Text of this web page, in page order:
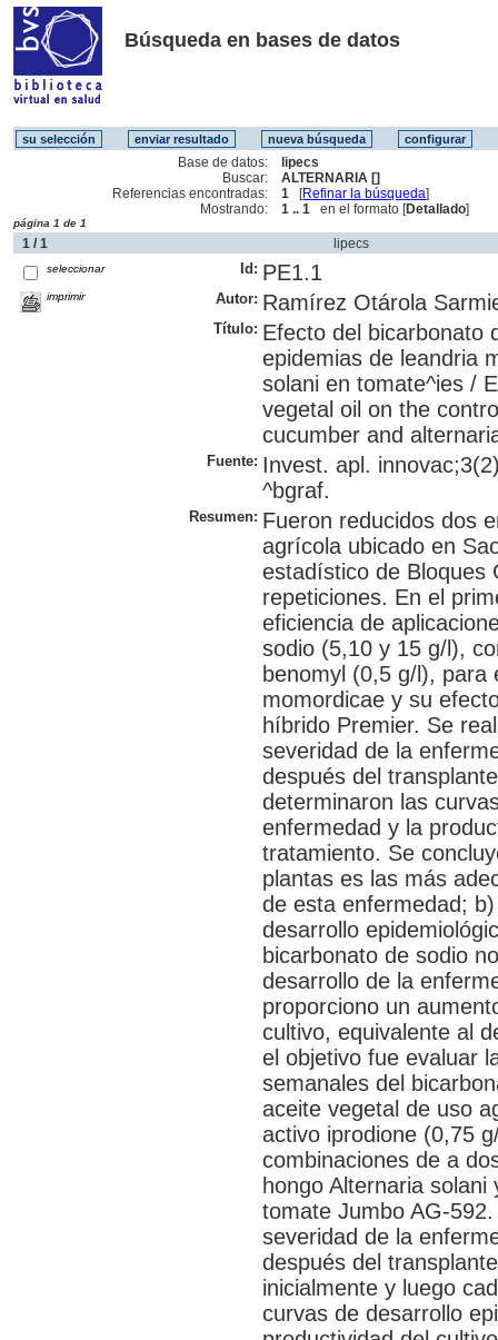
Búsqueda en bases de datos
Base de datos:
lipecs
Buscar:
ALTERNARIA []
Referencias encontradas:
1 [Refinar la búsqueda]
Mostrando:
1 .. 1 en el formato [Detallado]
página 1 de 1
1 / 1 lipecs
seleccionar
imprimir
Id: PE1.1
Autor: Ramírez Otárola
Título: Efecto del bicarbonato
epidemias de leandria
solani en tomate^ies /
vegetal oil on the
cucumber and
Fuente: Invest. apl.
^bgraf.
Resumen: Fueron reducidos dos
agrícola ubicado en
estadístico de Bloques
repeticiones. En el
eficiencia de
sodio (5,10 y 15 g/l),
benomyl (0,5 g/l), para
momordicae y su
híbrido Premier. Se
severidad de la
después del
determinaron las
enfermedad y la
tratamiento. Se
plantas es las más
de esta enfermedad;
desarrollo
bicarbonato de sodio
desarrollo de la
proporciono un
cultivo, equivalente al
el objetivo fue evaluar
semanales del
aceite vegetal de uso
activo iprodione (0,75
combinaciones de a
hongo Alternaria
tomate Jumbo AG-
severidad de la
después del
inicialmente y luego
curvas de desarrollo